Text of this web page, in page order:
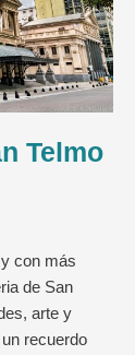
Telmo
con más
de San
arte y
recuerdo